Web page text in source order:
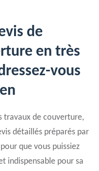
de
en très
vous
travaux de couverture,
détaillés préparés par
que vous puissiez
indispensable pour sa